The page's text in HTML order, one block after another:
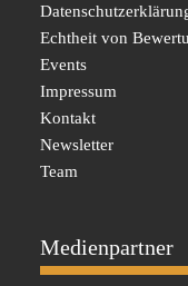
Echtheit von
Events
Impressum
Kontakt
Newsletter
Team
Medienpartner